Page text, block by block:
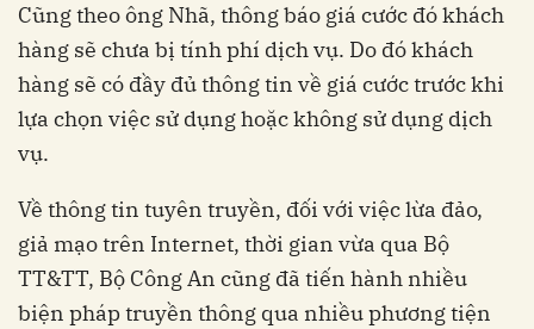
Cũng theo ông Nhã, thông báo giá cước đó khách
hàng sẽ chưa bị tính phí dịch vụ. Do đó khách
hàng sẽ có đầy đủ thông tin về giá cước trước khi
lựa chọn việc sử dụng hoặc không sử dụng dịch
vụ.
Về thông tin tuyên truyền, đối với việc lừa đảo,
giả mạo trên Internet, thời gian vừa qua Bộ
TT&TT, Bộ Công An cũng đã tiến hành nhiều
biện pháp truyền thông qua nhiều phương tiện